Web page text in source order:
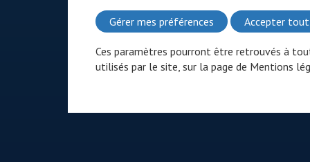
Gérer mes préférences Accepter tout
Ces paramètres pourront être retrouvés à
utilisés par le site, sur la page de Mentions